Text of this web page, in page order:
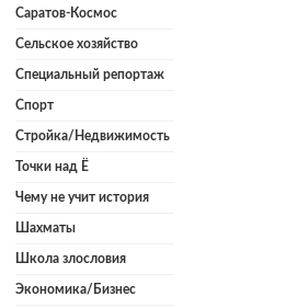
Саратов-Космос
Сельское хозяйство
Специальный репортаж
Спорт
Стройка/Недвижимость
Точки над Ё
Чему не учит история
Шахматы
Школа злословия
Экономика/Бизнес